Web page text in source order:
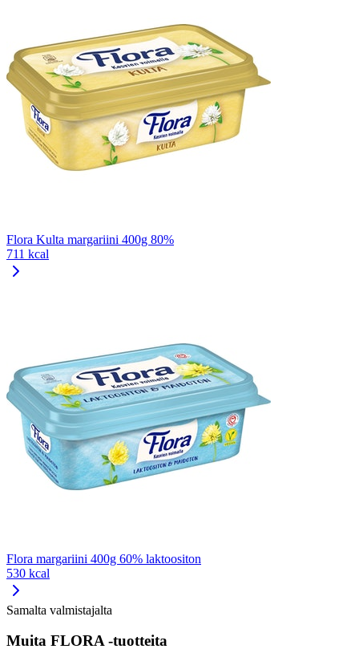
Flora Kulta margariini 400g 80%
711 kcal
Flora margariini 400g 60% laktoositon
530 kcal
Samalta valmistajalta
Muita FLORA -tuotteita